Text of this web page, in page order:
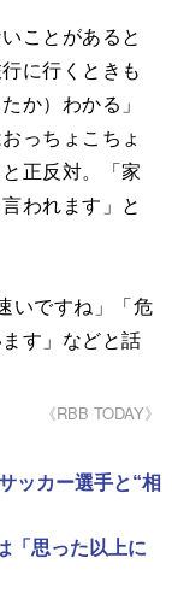
ことがあると
に行くときも
か）わかる」
っちょこちょ
正反対。「家
われます」と
いですね」「危
す」などと話
《RBB TODAY》
ッカー選手と“相
「思った以上に